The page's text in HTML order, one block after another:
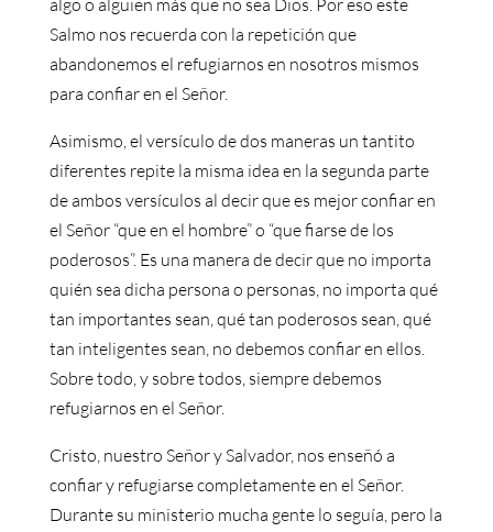
algo o alguien más que no sea Dios. Por eso este
Salmo nos recuerda con la repetición que
abandonemos el refugiarnos en nosotros mismos
para confiar en el Señor.
Asimismo, el versículo de dos maneras un tantito
diferentes repite la misma idea en la segunda parte
de ambos versículos al decir que es mejor confiar en
el Señor “que en el hombre” o “que fiarse de los
poderosos”. Es una manera de decir que no importa
quién sea dicha persona o personas, no importa qué
tan importantes sean, qué tan poderosos sean, qué
tan inteligentes sean, no debemos confiar en ellos.
Sobre todo, y sobre todos, siempre debemos
refugiarnos en el Señor.
Cristo, nuestro Señor y Salvador, nos enseñó a
confiar y refugiarse completamente en el Señor.
Durante su ministerio mucha gente lo seguía, pero la